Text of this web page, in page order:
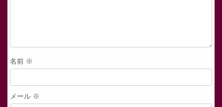
名前 ※
メール ※